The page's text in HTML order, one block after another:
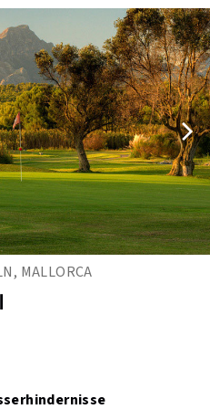
MALLORCA